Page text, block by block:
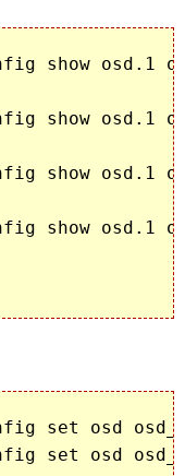
show osd.1
show osd.1
show osd.1
show osd.1
set osd